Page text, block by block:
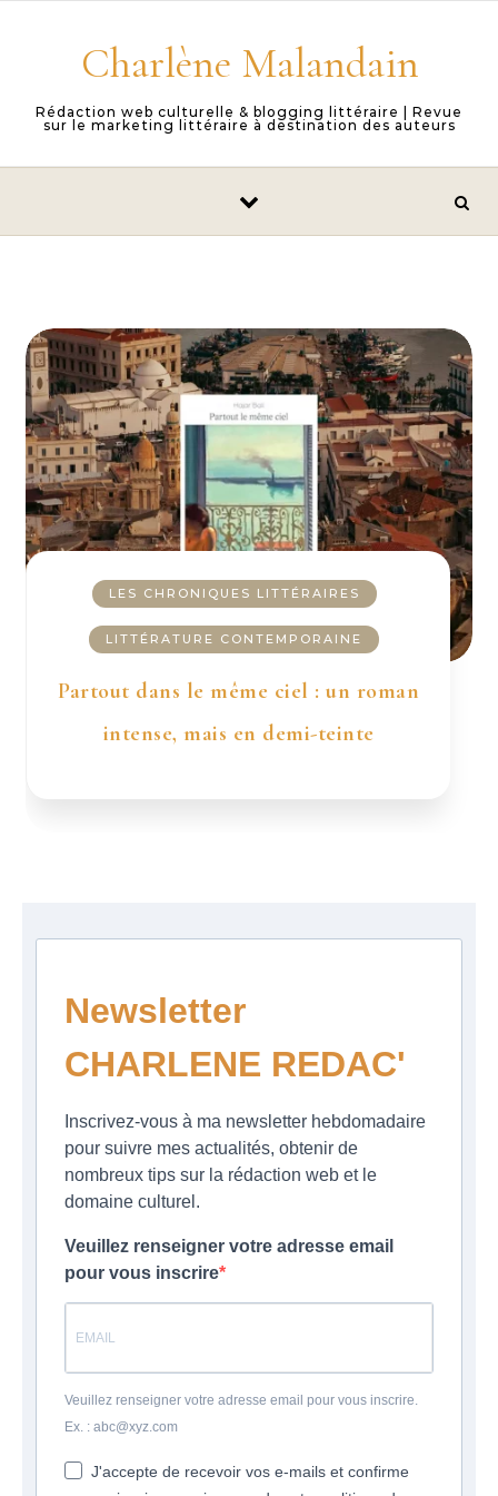
Charlène Malandain
Rédaction web culturelle & blogging littéraire | Revue
sur le marketing littéraire à destination des auteurs
LES CHRONIQUES LITTÉRAIRES
LITTÉRATURE CONTEMPORAINE
Partout dans le même ciel : un roman
intense, mais en demi-teinte
Newsletter
CHARLENE REDAC'
Inscrivez-vous à ma newsletter hebdomadaire
pour suivre mes actualités, obtenir de
nombreux tips sur la rédaction web et le
domaine culturel.
Veuillez renseigner votre adresse email
pour vous inscrire
Veuillez renseigner votre adresse email pour vous inscrire.
Ex. : abc@xyz.com
J'accepte de recevoir vos e-mails et confirme